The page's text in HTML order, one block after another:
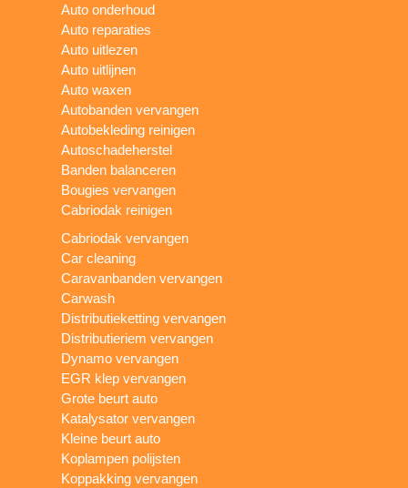
Auto onderhoud
Auto reparaties
Auto uitlezen
Auto uitlijnen
Auto waxen
Autobanden vervangen
Autobekleding reinigen
Autoschadeherstel
Banden balanceren
Bougies vervangen
Cabriodak reinigen
Cabriodak vervangen
Car cleaning
Caravanbanden vervangen
Carwash
Distributieketting vervangen
Distributieriem vervangen
Dynamo vervangen
EGR klep vervangen
Grote beurt auto
Katalysator vervangen
Kleine beurt auto
Koplampen polijsten
Koppakking vervangen